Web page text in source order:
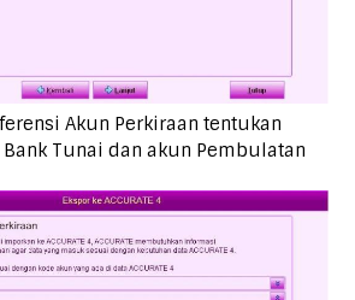
Akun Perkiraan tentukan
Tunai dan akun Pembulatan